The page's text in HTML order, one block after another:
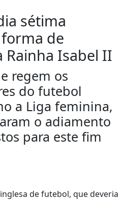
sétima
de
Rainha Isabel II
regem os
do futebol
a Liga feminina,
o adiamento
para este fim
de futebol, que deveria